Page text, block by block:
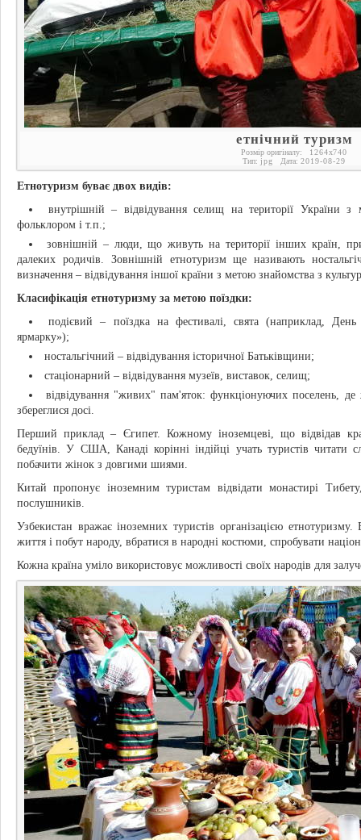
етнічний туризм
Розмір оригіналу: 1264x740
Тип: jpg Дата: 2019-08-29
Етнотуризм буває двох видів:
внутрішній – відвідування селищ на території України
фольклором і т.п.;
зовнішній – люди, що живуть на території інших країн,
далеких родичів. Зовнішній етнотуризм ще називають
визначення – відвідування іншої країни з метою знайомства з
Класифікація етнотуризму за метою поїздки:
подієвий – поїздка на фестивалі, свята (наприклад, День
ярмарку»);
ностальгічний – відвідування історичної Батьківщини;
стаціонарний – відвідування музеїв, виставок, селищ;
відвідування "живих" пам'яток: функціонуючих поселень,
збереглися досі.
Перший приклад – Єгипет. Кожному іноземцеві, що відвідав
бедуїнів. У США, Канаді корінні індійці учать туристів читати
побачити жінок з довгими шиями.
Китай пропонує іноземним туристам відвідати монастирі
послушників.
Узбекистан вражає іноземних туристів організацією
життя і побут народу, вбратися в народні костюми, спробувати
Кожна країна уміло використовує можливості своїх народів для